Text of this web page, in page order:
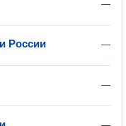
—
—
России
—